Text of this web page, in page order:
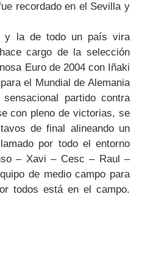
recordado en el Sevilla y
y la de todo un país vira
cargo de la selección
Euro de 2004 con Iñaki
el Mundial de Alemania
partido contra
con pleno de victorias, se
de final alineando un
por todo el entorno
– Xavi – Cesc – Raul –
de medio campo para
todos está en el campo.